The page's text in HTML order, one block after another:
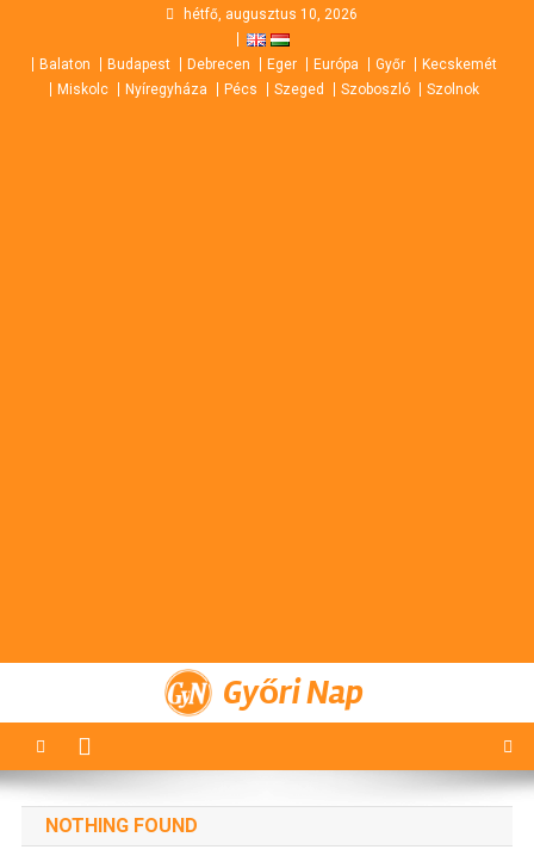
content
hétfő, augusztus 10, 2026
Balaton Budapest Debrecen Eger Európa Győr
Kecskemét
Miskolc
Nyíregyháza Pécs Szeged Szoboszló Szolnok
Győri Nap
NOTHING FOUND